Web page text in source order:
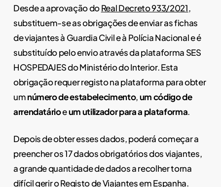
Desde a aprovação doReal Decreto 933/2021,
substituem-se as obrigações de enviar as fichas
de viajantes à Guardia Civil e à Polícia Nacional e é
substituído pelo envio através da plataforma SES
HOSPEDAJES do Ministério do Interior. Esta
obrigação requer registo na plataforma para obter
umnúmero de estabelecimento,um código de
arrendatárioeum utilizador para a plataforma.
Depois de obter esses dados, poderá começar a
preencher os 17 dados obrigatórios dos viajantes,
a grande quantidade de dados a recolher torna
difícil gerir o Registo de Viajantes em Espanha.